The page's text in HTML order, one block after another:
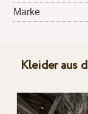
Marke
Kleider aus